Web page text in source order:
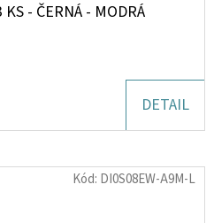
- ČERNÁ - MODRÁ
DETAIL
Kód: DI0S08EW-A9M-L